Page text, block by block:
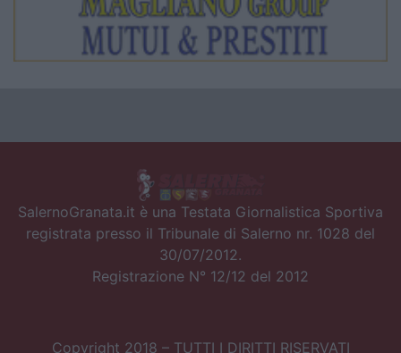
SalernoGranata.it è una Testata Giornalistica Sportiva
registrata presso il Tribunale di Salerno nr. 1028 del
30/07/2012.
Registrazione N° 12/12 del 2012
Copyright 2018 – TUTTI I DIRITTI RISERVATI